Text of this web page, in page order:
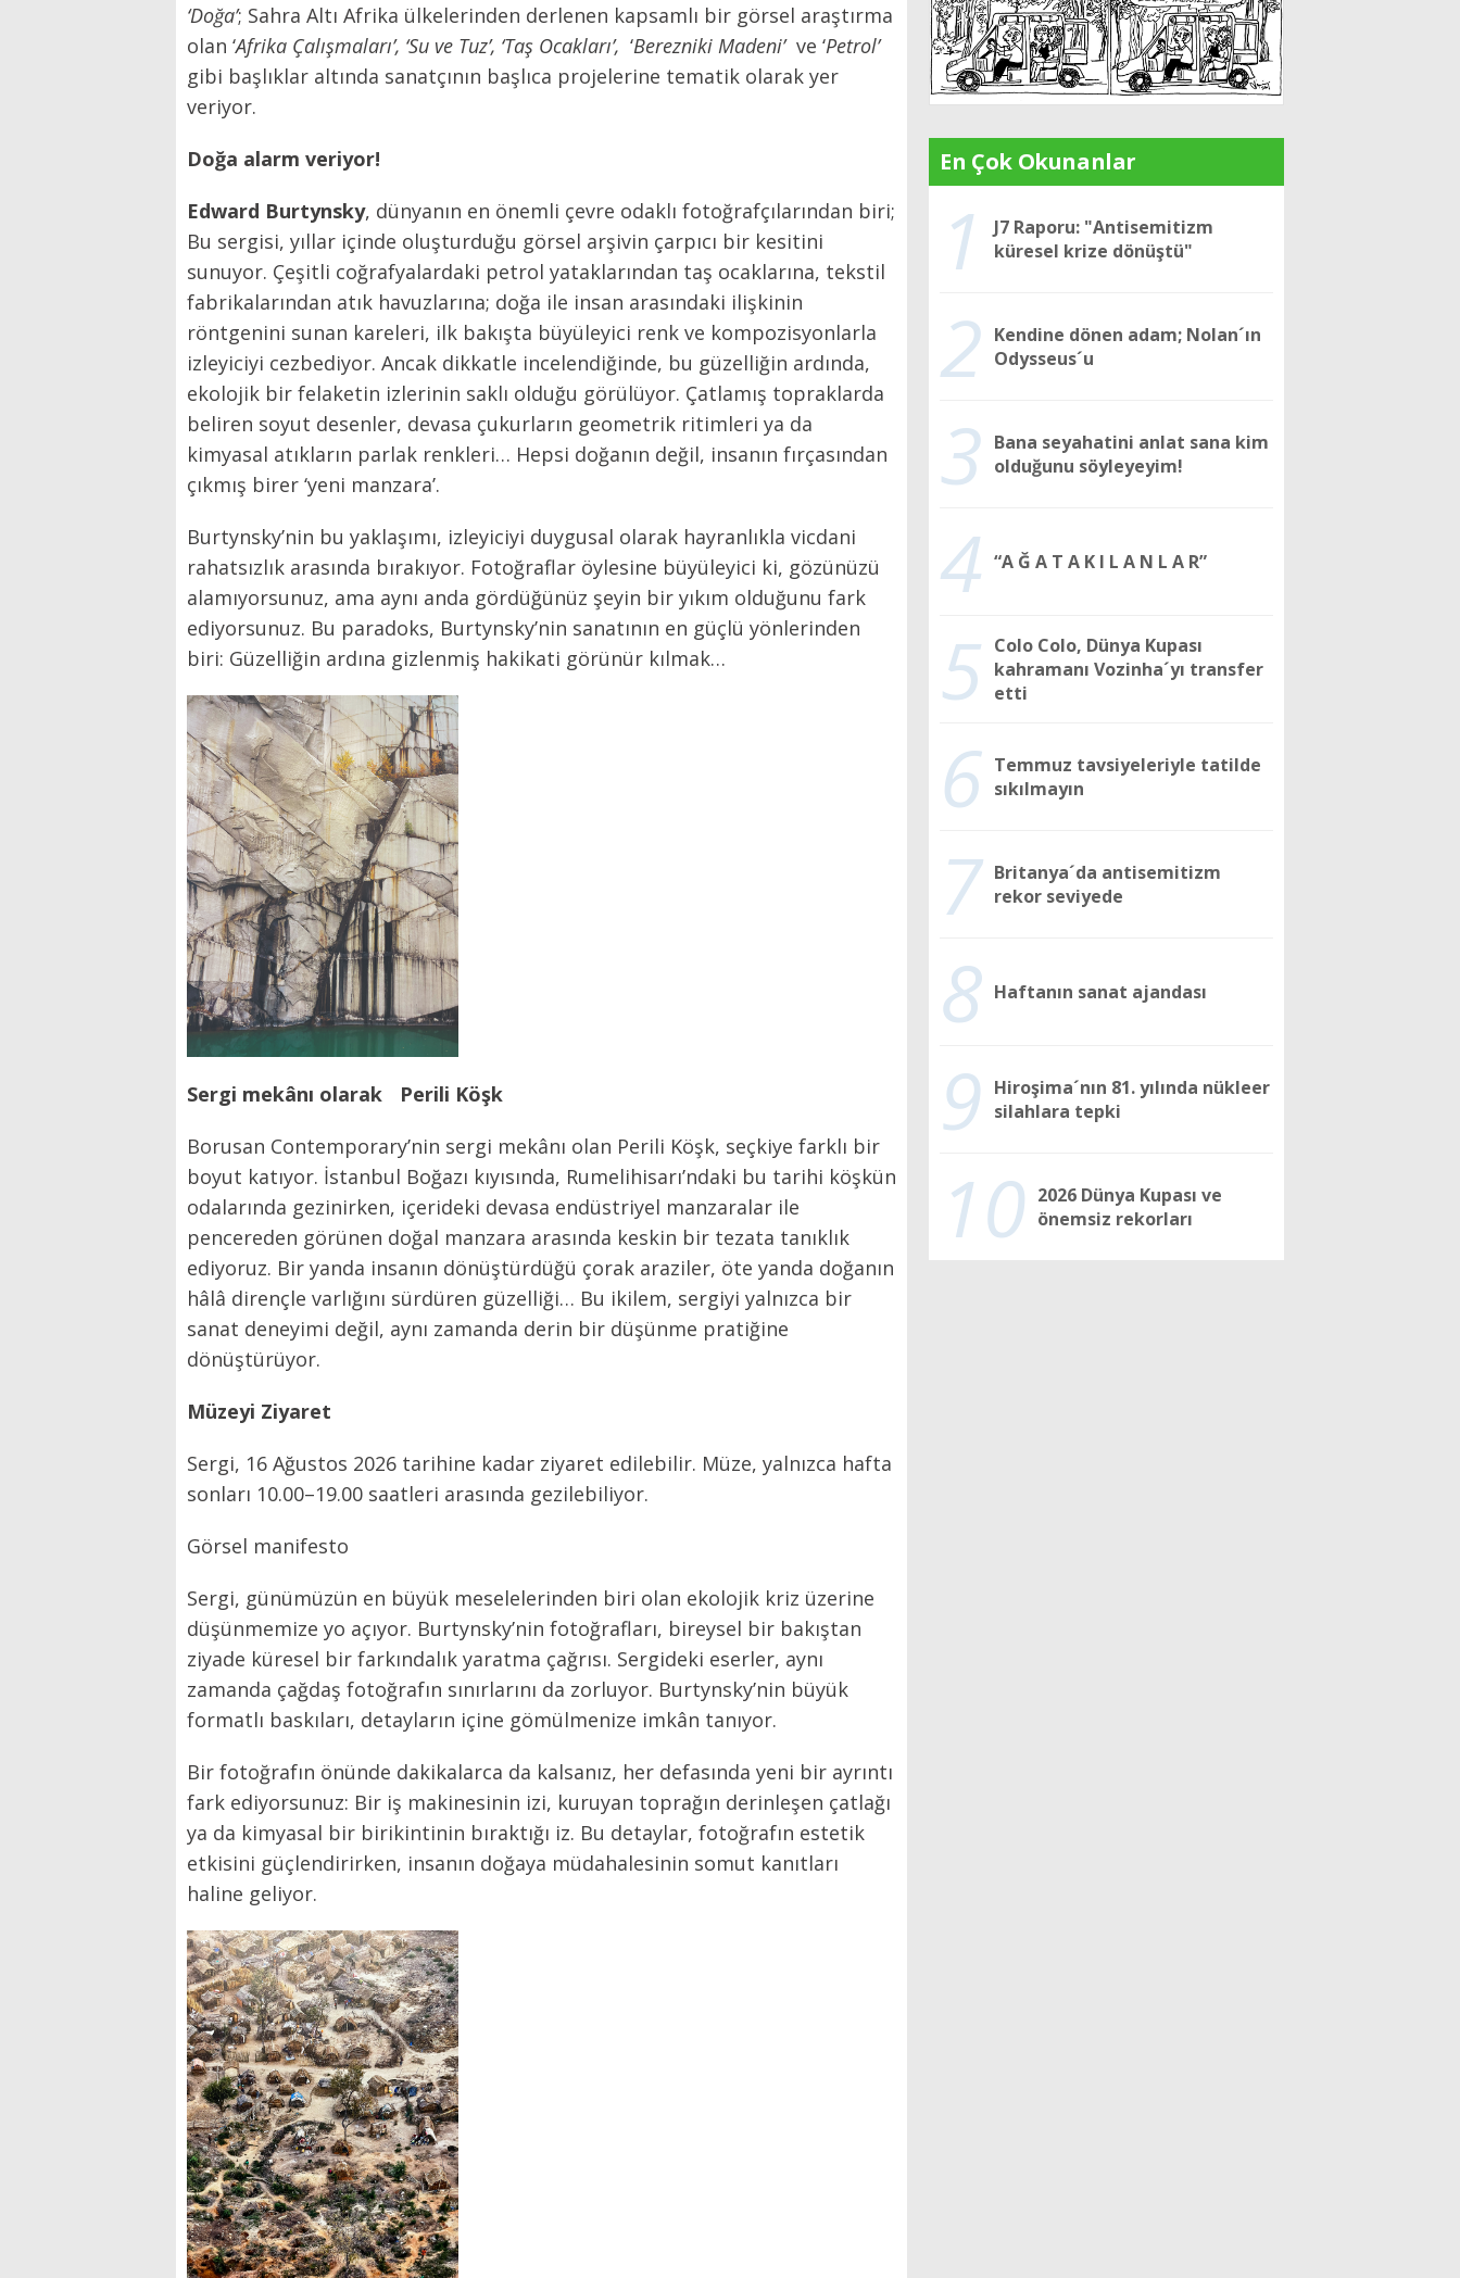
‘Doğa’; Sahra Altı Afrika ülkelerinden derlenen kapsamlı bir görsel araştırma
olan ‘Afrika Çalışmaları’, ‘Su ve Tuz’, ‘Taş Ocakları’, ‘Berezniki Madeni’ ve ‘Petrol’
gibi başlıklar altında sanatçının başlıca projelerine tematik olarak yer
veriyor.
Doğa alarm veriyor!
Edward Burtynsky, dünyanın en önemli çevre odaklı fotoğrafçılarından biri;
Bu sergisi, yıllar içinde oluşturduğu görsel arşivin çarpıcı bir kesitini
sunuyor. Çeşitli coğrafyalardaki petrol yataklarından taş ocaklarına, tekstil
fabrikalarından atık havuzlarına; doğa ile insan arasındaki ilişkinin
röntgenini sunan kareleri, ilk bakışta büyüleyici renk ve kompozisyonlarla
izleyiciyi cezbediyor. Ancak dikkatle incelendiğinde, bu güzelliğin ardında,
ekolojik bir felaketin izlerinin saklı olduğu görülüyor. Çatlamış topraklarda
beliren soyut desenler, devasa çukurların geometrik ritimleri ya da
kimyasal atıkların parlak renkleri… Hepsi doğanın değil, insanın fırçasından
çıkmış birer ‘yeni manzara’.
Burtynsky’nin bu yaklaşımı, izleyiciyi duygusal olarak hayranlıkla vicdani
rahatsızlık arasında bırakıyor. Fotoğraflar öylesine büyüleyici ki, gözünüzü
alamıyorsunuz, ama aynı anda gördüğünüz şeyin bir yıkım olduğunu fark
ediyorsunuz. Bu paradoks, Burtynsky’nin sanatının en güçlü yönlerinden
biri: Güzelliğin ardına gizlenmiş hakikati görünür kılmak…
Sergi mekânı olarak
Perili Köşk
Borusan Contemporary’nin sergi mekânı olan Perili Köşk, seçkiye farklı bir
boyut katıyor. İstanbul Boğazı kıyısında, Rumelihisarı’ndaki bu tarihi köşkün
odalarında gezinirken, içerideki devasa endüstriyel manzaralar ile
pencereden görünen doğal manzara arasında keskin bir tezata tanıklık
ediyoruz. Bir yanda insanın dönüştürdüğü çorak araziler, öte yanda doğanın
hâlâ dirençle varlığını sürdüren güzelliği… Bu ikilem, sergiyi yalnızca bir
sanat deneyimi değil, aynı zamanda derin bir düşünme pratiğine
dönüştürüyor.
Müzeyi Ziyaret
Sergi, 16 Ağustos 2026 tarihine kadar ziyaret edilebilir. Müze, yalnızca hafta
sonları 10.00–19.00 saatleri arasında gezilebiliyor.
Görsel manifesto
Sergi, günümüzün en büyük meselelerinden biri olan ekolojik kriz üzerine
düşünmemize yo açıyor. Burtynsky’nin fotoğrafları, bireysel bir bakıştan
ziyade küresel bir farkındalık yaratma çağrısı. Sergideki eserler, aynı
zamanda çağdaş fotoğrafın sınırlarını da zorluyor. Burtynsky’nin büyük
formatlı baskıları, detayların içine gömülmenize imkân tanıyor.
Bir fotoğrafın önünde dakikalarca da kalsanız, her defasında yeni bir ayrıntı
fark ediyorsunuz: Bir iş makinesinin izi, kuruyan toprağın derinleşen çatlağı
ya da kimyasal bir birikintinin bıraktığı iz. Bu detaylar, fotoğrafın estetik
etkisini güçlendirirken, insanın doğaya müdahalesinin somut kanıtları
haline geliyor.
En Çok Okunanlar
1
J7 Raporu: "Antisemitizm
küresel krize dönüştü"
2 Kendine dönen adam; Nolan´ın
Odysseus´u
3 Bana seyahatini anlat sana kim
olduğunu söyleyeyim!
4 “A Ğ A T A K I L A N L A R”
5 Colo Colo, Dünya Kupası
kahramanı Vozinha´yı transfer
etti
6 Temmuz tavsiyeleriyle tatilde
sıkılmayın
7 Britanya´da antisemitizm
rekor seviyede
8 Haftanın sanat ajandası
9
Hiroşima´nın 81. yılında nükleer
silahlara tepki
10 2026 Dünya Kupası ve
önemsiz rekorları